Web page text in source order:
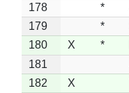
178
*
179
*
180
X *
181
182
X